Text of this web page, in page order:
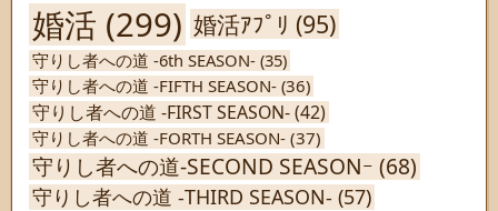
婚活 (299) 婚活ｱﾌﾟﾘ (95)
守りし者への道 -6th SEASON- (35)
守りし者への道 -FIFTH SEASON- (36)
守りし者への道 -FIRST SEASON-(42)
守りし者への道 -FORTH SEASON- (37)
守りし者への道-SECOND SEASONｰ (68)
守りし者への道 -THIRD SEASON- (57)